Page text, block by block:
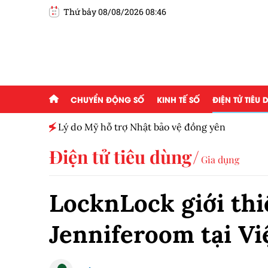
Thứ bảy 08/08/2026 08:46
CHUYỂN ĐỘNG SỐ KINH TẾ SỐ ĐIỆN TỬ TIÊU
Lý do Mỹ hỗ trợ Nhật bảo vệ đồng yên
Điện tử tiêu dùng Gia dụng
LocknLock giới
Jenniferoom tại